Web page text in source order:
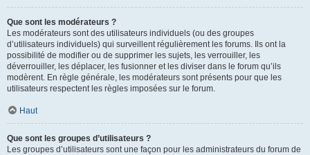
Que sont les modérateurs ?
Les modérateurs sont des utilisateurs individuels (ou des groupes
d’utilisateurs individuels) qui surveillent régulièrement les forums. Ils ont la
possibilité de modifier ou de supprimer les sujets, les verrouiller, les
déverrouiller, les déplacer, les fusionner et les diviser dans le forum qu’ils
modèrent. En règle générale, les modérateurs sont présents pour que les
utilisateurs respectent les règles imposées sur le forum.
Haut
Que sont les groupes d’utilisateurs ?
Les groupes d’utilisateurs sont une façon pour les administrateurs du forum de